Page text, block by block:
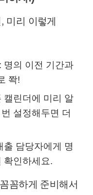
미리 이렇게
명의 이전 기간과
쫙!
캘린더에 미리 알
설정해두면 더
출 담당자에게 명
확인하세요.
꼼하게 준비해서